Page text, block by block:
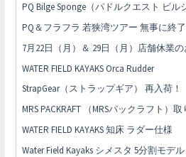
PQ Bilge Sponge（パドルクエスト ビル
PQ＆フラフラ 若狭湾ツアー 無事に終
7月22日（月）＆ 29日（月）店舗休業
WATER FIELD KAYAKS Orca Rudder
StrapGear（ストラップギア） 再入荷！
MRS PACKRAFT （MRSパックラフト）
WATER FIELD KAYAKS 知床 ラダー仕様
Water Field Kayaks シメスタ 5分割モデル